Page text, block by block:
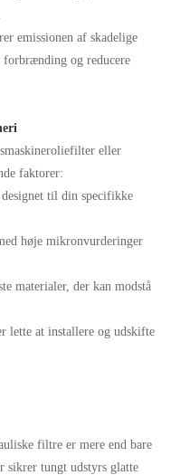
emissionen af ​​skadelige
og reducere
eller
faktorer:
til din specifikke
høje mikronvurderinger
materialer, der kan modstå
lette at installere og udskifte
filtre er mere end bare
sikrer tungt udstyrs glatte